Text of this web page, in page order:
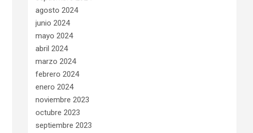
agosto 2024
junio 2024
mayo 2024
abril 2024
marzo 2024
febrero 2024
enero 2024
noviembre 2023
octubre 2023
septiembre 2023